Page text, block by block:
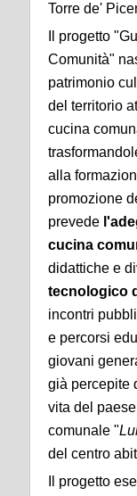
Torre de'
Il progetto
Comunità"
patrimonio
del territorio
cucina
alla
promozione
prevede
cucina
didattiche e
tecnologico
incontri
e percorsi
giovani
già percepite
vita del
comunale "
del centro
Il progetto